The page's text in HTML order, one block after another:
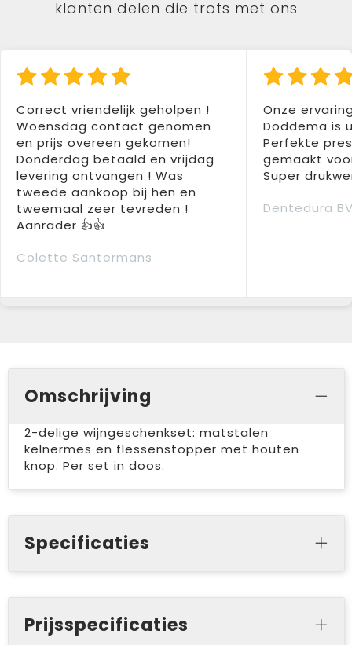
klanten delen die trots met ons
Correct vriendelijk geholpen !
Woensdag contact genomen
en prijs overeen gekomen!
Donderdag betaald en vrijdag
levering ontvangen ! Was
tweede aankoop bij hen en
tweemaal zeer tevreden !
Aanrader 👍👍
Colette Santermans
Onze
Doddema is
Perfekte
gemaakt
Super
Dentedura
Omschrijving
2-delige wijngeschenkset: matstalen
kelnermes en flessenstopper met houten
knop. Per set in doos.
Specificaties
Prijsspecificaties